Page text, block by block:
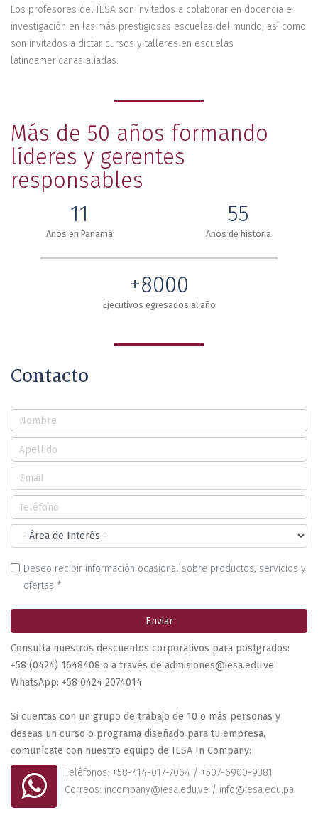
Los profesores del IESA son invitados a colaborar en docencia e
investigación en las más prestigiosas escuelas del mundo, así como
son invitados a dictar cursos y talleres en escuelas
latinoamericanas aliadas.
Más de 50 años formando
líderes y gerentes
responsables
11
Años en Panamá
55
Años de historia
+8000
Ejecutivos egresados al año
Contacto
Deseo recibir información ocasional sobre productos, servicios y
ofertas *
Enviar
Consulta nuestros descuentos corporativos para postgrados:
+58 (0424) 1648408 o a través de admisiones@iesa.edu.ve
WhatsApp: +58 0424 2074014
Si cuentas con un grupo de trabajo de 10 o más personas y
deseas un curso o programa diseñado para tu empresa,
comunícate con nuestro equipo de IESA In Company:
Teléfonos: +58-414-017-7064 / +507-6900-9381
Correos: incompany@iesa.edu.ve / info@iesa.edu.pa